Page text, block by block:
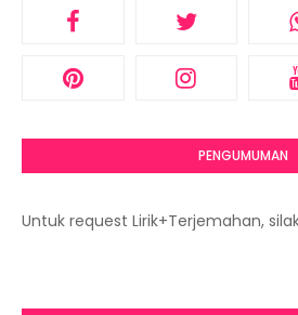
PENGUMUMAN
Untuk request Lirik+Terjemahan,